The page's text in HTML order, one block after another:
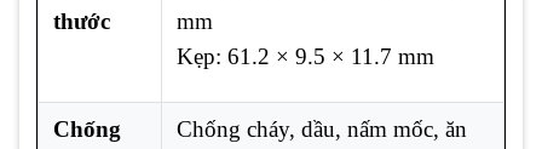
thước
mm
Kẹp: 61.2 × 9.5 × 11.7 mm
Chống
Chống cháy, dầu, nấm mốc, ăn